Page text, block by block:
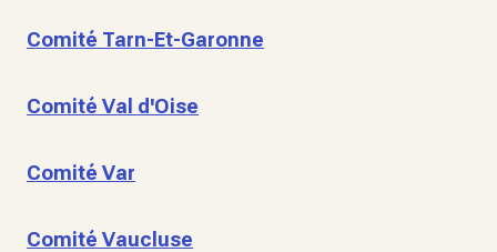
Comité Tarn-Et-Garonne
Comité Val d'Oise
Comité Var
Comité Vaucluse